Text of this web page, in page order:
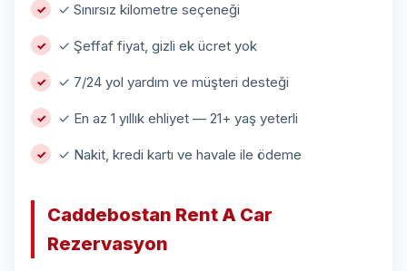
✓ Sınırsız kilometre seçeneği
✓ Şeffaf fiyat, gizli ek ücret yok
✓ 7/24 yol yardım ve müşteri desteği
✓ En az 1 yıllık ehliyet — 21+ yaş yeterli
✓ Nakit, kredi kartı ve havale ile ödeme
Caddebostan Rent A Car
Rezervasyon